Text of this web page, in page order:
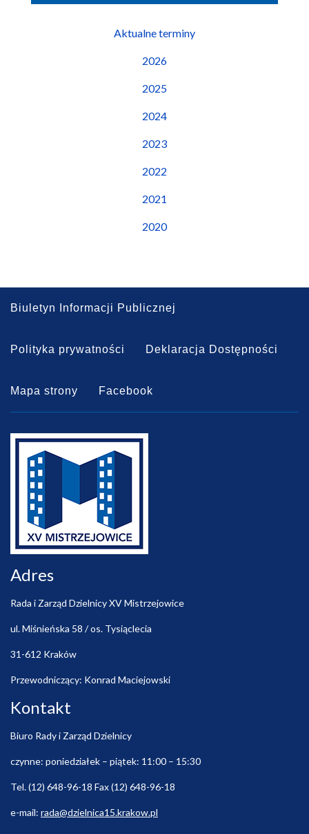
Aktualne terminy
2026
2025
2024
2023
2022
2021
2020
Biuletyn Informacji Publicznej
Polityka prywatności Deklaracja Dostępności
Mapa strony Facebook
Adres
Rada i Zarząd Dzielnicy XV Mistrzejowice
ul. Miśnieńska 58 / os. Tysiąclecia
31-612 Kraków
Przewodniczący: Konrad Maciejowski
Kontakt
Biuro Rady i Zarząd Dzielnicy
czynne: poniedziałek – piątek: 11:00 – 15:30
Tel. (12) 648-96-18 Fax (12) 648-96-18
e-mail: rada@dzielnica15.krakow.pl